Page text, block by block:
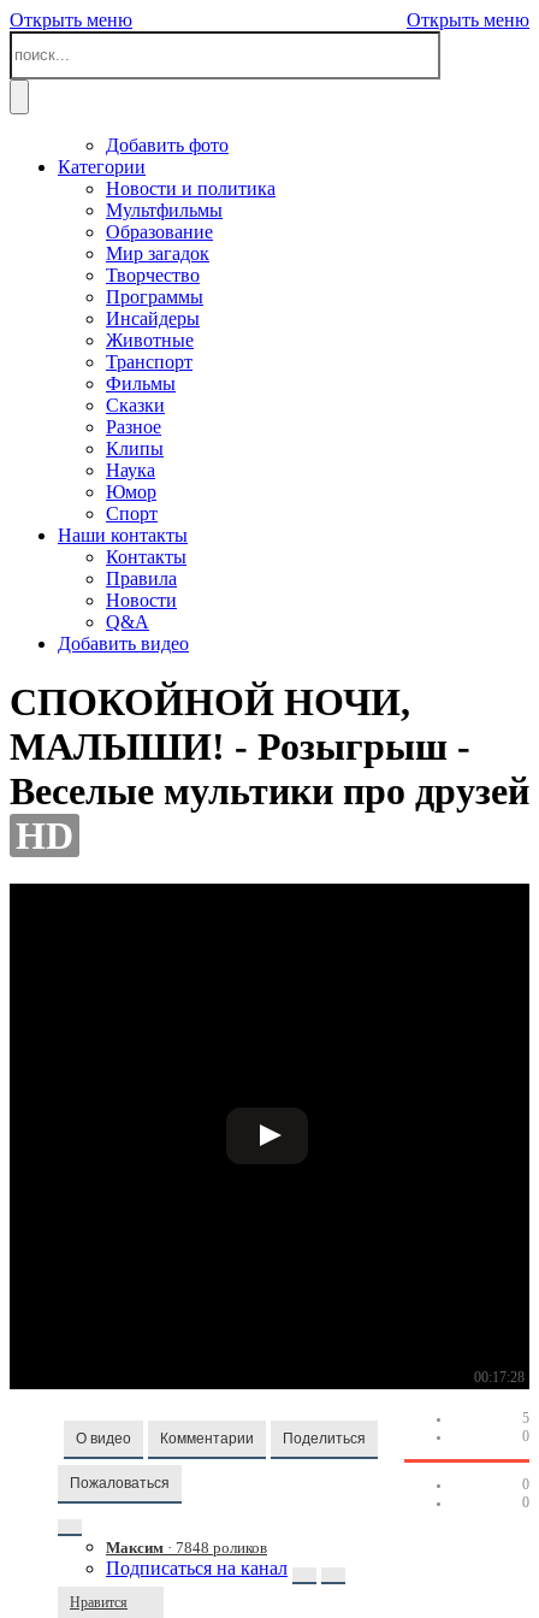
Открыть меню Открыть меню
Добавить фото
Категории
Новости и политика
Мультфильмы
Образование
Мир загадок
Творчество
Программы
Инсайдеры
Животные
Транспорт
Фильмы
Сказки
Разное
Клипы
Наука
Юмор
Спорт
Наши контакты
Контакты
Правила
Новости
Q&A
Добавить видео
СПОКОЙНОЙ НОЧИ,
МАЛЫШИ! - Розыгрыш -
Веселые мультики про друзей
HD
00:17:28
О видео Комментарии Поделиться
Пожаловаться
Максим · 7848 роликов
Подписаться на канал
Нравится
5
0
0
0